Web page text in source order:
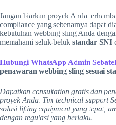
Jangan biarkan proyek Anda
compliance yang sebenarnya dapat
kebutuhan webbing sling Anda
memahami seluk-beluk standar SNI
Hubungi WhatsApp Admin
penawaran webbing sling sesuai
Dapatkan consultation gratis dan
proyek Anda. Tim technical support
solusi lifting equipment yang tepat,
dengan regulasi yang berlaku.